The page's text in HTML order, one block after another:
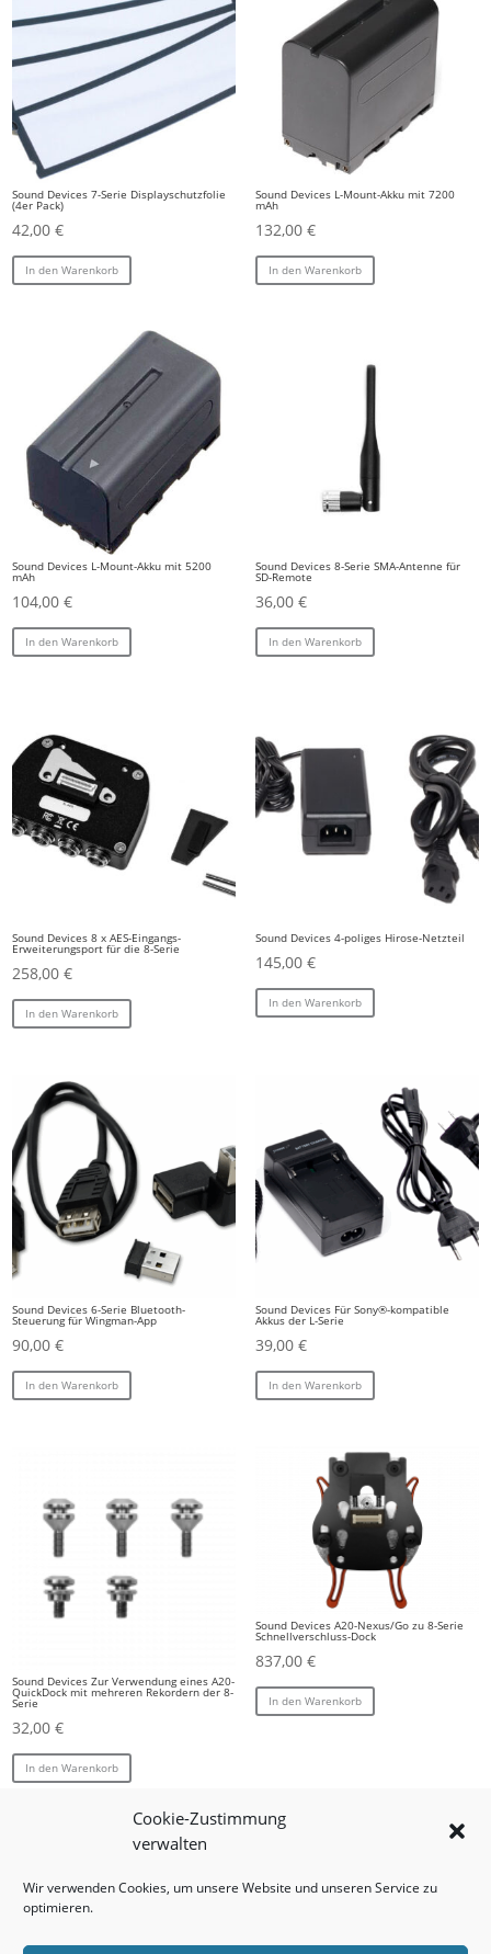
Cookie-Zustimmung
verwalten
Wir verwenden Cookies, um unsere Website und unseren Service zu
optimieren.
Sound Devices 7-Serie Displayschutzfolie
(4er Pack)
42,00€
In den Warenkorb
Sound Devices L-Mount-Akku mit 7200
mAh
132,00 €
In den Warenkorb
Sound Devices L-Mount-Akku mit 5200
mAh
104,00€
In den Warenkorb
Sound Devices 8-Serie SMA-Antenne für
SD-Remote
36,00 €
In den Warenkorb
Sound Devices 8 x AES-Eingangs-
Erweiterungsport für die 8-Serie
258,00€
In den Warenkorb
Sound Devices 4-poliges Hirose-Netzteil
145,00 €
In den Warenkorb
Sound Devices 6-Serie Bluetooth-
Steuerung für Wingman-App
90,00€
In den Warenkorb
Sound Devices Für Sony®-kompatible
Akkus der L-Serie
39,00 €
In den Warenkorb
Sound Devices Zur Verwendung eines A20-
QuickDock mit mehreren Rekordern der 8-
Serie
32,00€
In den Warenkorb
Sound Devices A20-Nexus/Go zu 8-Serie
Schnellverschluss-Dock
837,00 €
In den Warenkorb